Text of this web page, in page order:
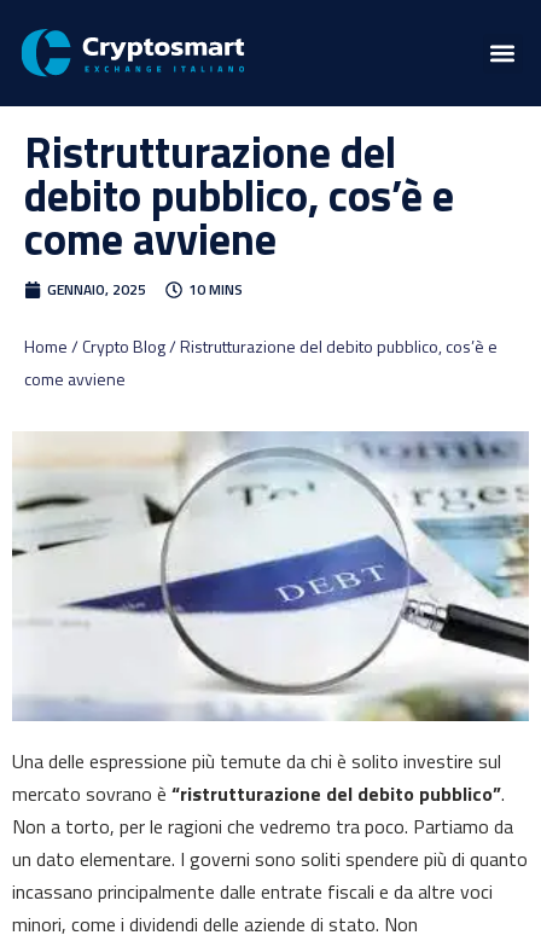
Ristrutturazione del
debito pubblico, cos’è e
come avviene
GENNAIO, 2025 10 MINS
Home / Crypto Blog / Ristrutturazione del debito pubblico, cos’è e
come avviene
Una delle espressione più temute da chi è solito investire sul
mercato sovrano è “ristrutturazione del debito pubblico”.
Non a torto, per le ragioni che vedremo tra poco. Partiamo da
un dato elementare. I governi sono soliti spendere più di quanto
incassano principalmente dalle entrate fiscali e da altre voci
minori, come i dividendi delle aziende di stato. Non